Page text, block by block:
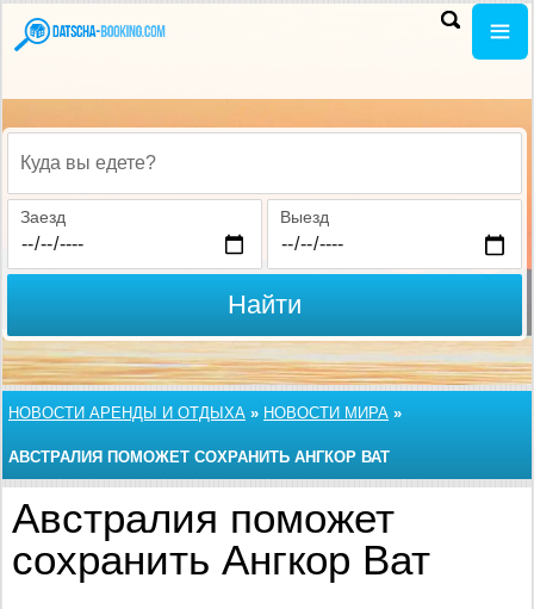
Куда вы едете?
Заезд Выезд
Найти
НОВОСТИ АРЕНДЫ И ОТДЫХА » НОВОСТИ МИРА »
АВСТРАЛИЯ ПОМОЖЕТ СОХРАНИТЬ АНГКОР ВАТ
Австралия поможет
сохранить Ангкор Ват